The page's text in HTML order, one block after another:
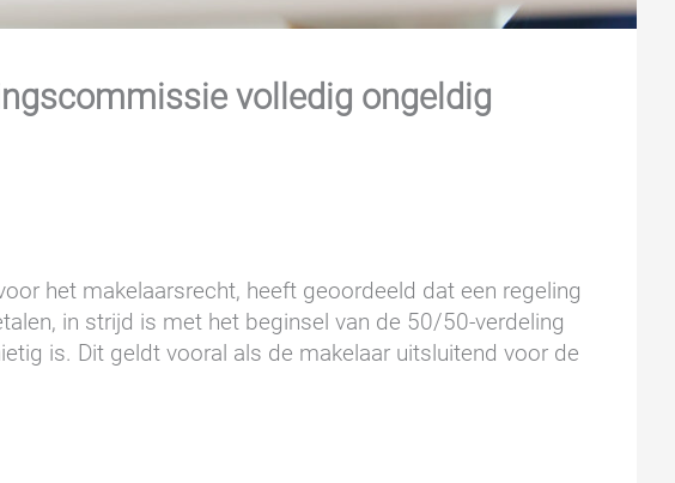
volledig ongeldig
het makelaarsrecht, heeft geoordeeld dat een regeling
in strijd is met het beginsel van de 50/50-verdeling
is. Dit geldt vooral als de makelaar uitsluitend voor de